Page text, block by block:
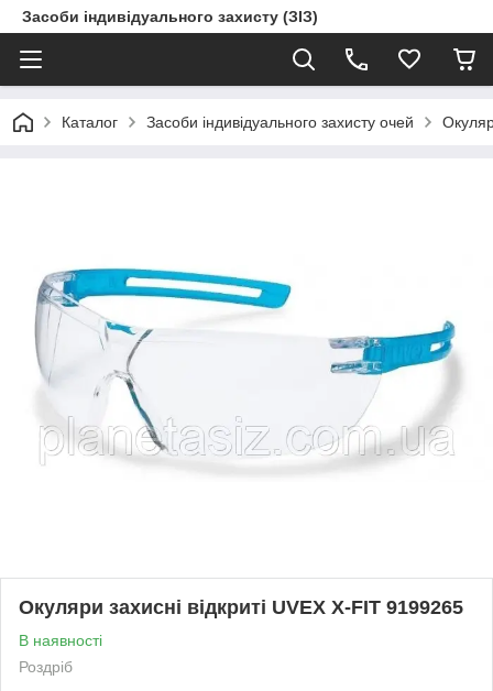
Засоби індивідуального захисту (ЗІЗ)
Каталог Засоби індивідуального захисту очей
Окуляри захисні відкриті UVEX X-FIT 9199265
В наявності
Роздріб